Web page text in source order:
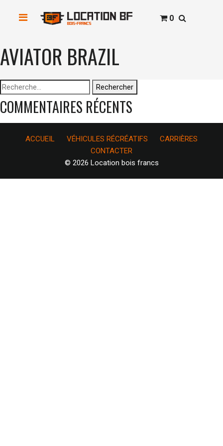
0
AVIATOR BRAZIL
Rechercher :
COMMENTAIRES RÉCENTS
ACCUEIL VÉHICULES RÉCRÉATIFS
CARRIÈRES
CONTACTER
© 2026 Location bois francs